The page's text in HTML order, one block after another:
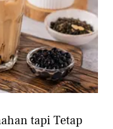
tapi Tetap